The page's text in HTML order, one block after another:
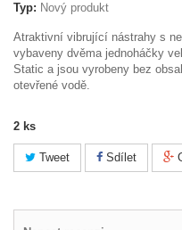
Typ: Nový produkt
Atraktivní vibrující nástrahy s
vybaveny dvěma jednoháčky
Static a jsou vyrobeny bez
otevřené vodě.
2 ks
Tweet Sdílet